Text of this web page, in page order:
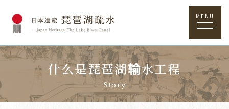
MENU
什么是琵琶湖输水工程
Story